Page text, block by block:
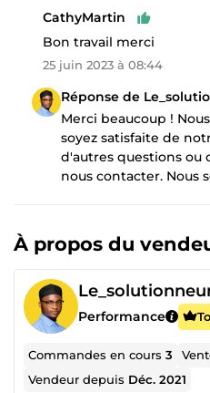
CathyMartin
Bon travail merci
25 juin 2023 à 08:44
Réponse de
Merci beaucoup !
soyez satisfaite de
d'autres questions ou
nous contacter. Nous
À propos du
Performance
Commandes en cours3
Vendeur depuis Déc. 2021